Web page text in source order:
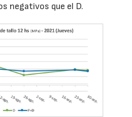
negativos que el D.